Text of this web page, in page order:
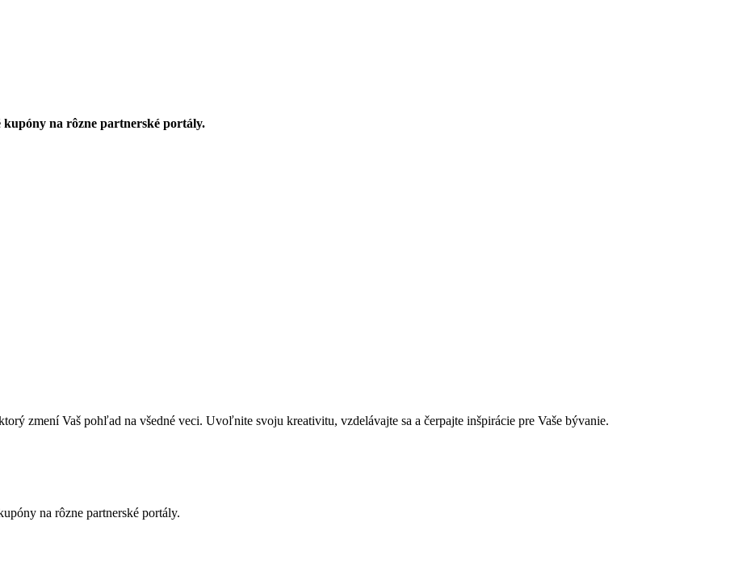
kupóny na rôzne partnerské portály.
zmení Vaš pohľad na všedné veci. Uvoľnite svoju kreativitu, vzdelávajte sa a čerpajte inšpirácie pre Vaše bývanie.
na rôzne partnerské portály.